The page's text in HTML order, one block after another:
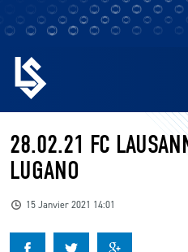
EQUIPES
BILLETTERIE
28.02.21 FC
LUGANO
15 Janvier 2021 14:01